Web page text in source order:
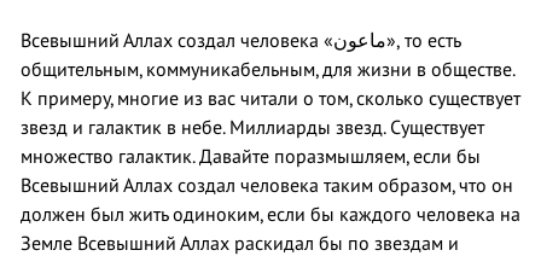
Всевышний Аллах создал человека «ماعون», то есть
общительным, коммуникабельным, для жизни в обществе.
К примеру, многие из вас читали о том, сколько существует
звезд и галактик в небе. Миллиарды звезд. Существует
множество галактик. Давайте поразмышляем, если бы
Всевышний Аллах создал человека таким образом, что он
должен был жить одиноким, если бы каждого человека на
Земле Всевышний Аллах раскидал бы по звездам и